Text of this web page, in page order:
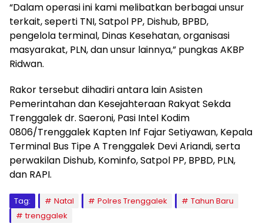
“Dalam operasi ini kami melibatkan berbagai unsur
terkait, seperti TNI, Satpol PP, Dishub, BPBD,
pengelola terminal, Dinas Kesehatan, organisasi
masyarakat, PLN, dan unsur lainnya,” pungkas AKBP
Ridwan.
Rakor tersebut dihadiri antara lain Asisten
Pemerintahan dan Kesejahteraan Rakyat Sekda
Trenggalek dr. Saeroni, Pasi Intel Kodim
0806/Trenggalek Kapten Inf Fajar Setiyawan, Kepala
Terminal Bus Tipe A Trenggalek Devi Ariandi, serta
perwakilan Dishub, Kominfo, Satpol PP, BPBD, PLN,
dan RAPI.
Tag: Natal Polres Trenggalek
Tahun Baru
trenggalek